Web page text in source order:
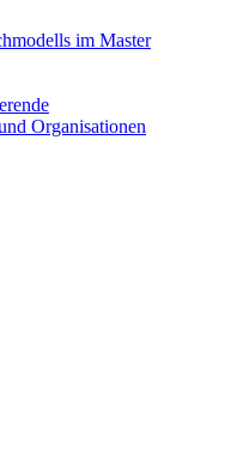
im Master
Organisationen